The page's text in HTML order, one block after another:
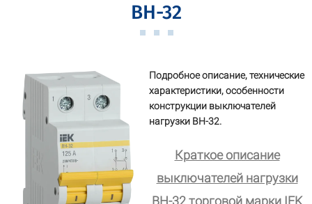
ВН-32
Подробное описание, технические
характеристики, особенности
конструкции выключателей
нагрузки ВН-32.
Краткое описание
выключателей нагрузки
ВН-32 торговой марки IEK